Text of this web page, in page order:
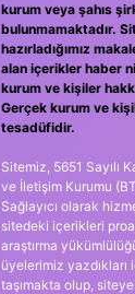
kurum veya şahıs
bulunmamaktadır.
hazırladığımız
alan içerikler haber
kurum ve kişiler
Gerçek kurum ve
tesadüfidir.
Sitemiz, 5651 Sayılı
ve İletişim Kurumu
Sağlayıcı olarak
sitedeki içerikleri
araştırma
üyelerimiz
taşımakta olup,